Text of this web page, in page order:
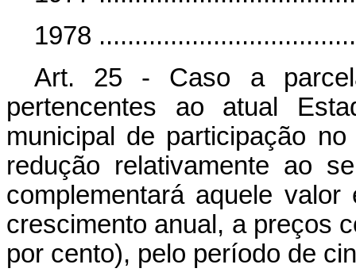
1978
Art. 25 - Caso a
pertencentes ao atual
municipal de participação
redução relativamente ao
complementará aquele
crescimento anual, a preços
por cento), pelo período de